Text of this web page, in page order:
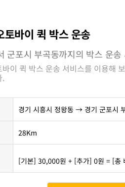
토바이 퀵 박스 운송
군포시 부곡동까지의 박스 운송
이 퀵 박스 운송 서비스를 이용해
.
경기 시흥시 정왕동 → 경기 군포시
28Km
[기본] 30,000원 + [추가] 0원 = [총